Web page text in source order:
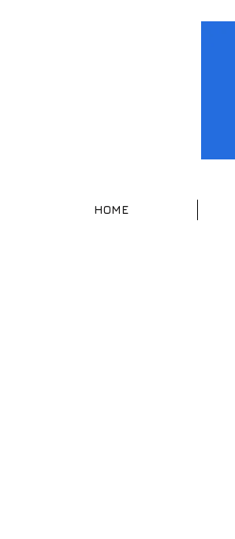
HOME